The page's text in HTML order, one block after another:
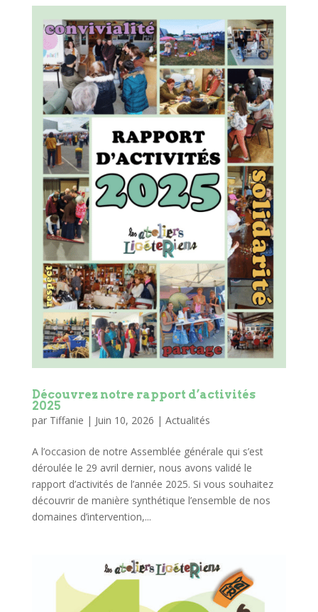
Découvrez notre rapport d’activités
2025
par Tiffanie | Juin 10, 2026 | Actualités
A l’occasion de notre Assemblée générale qui s’est
déroulée le 29 avril dernier, nous avons validé le
rapport d’activités de l’année 2025. Si vous souhaitez
découvrir de manière synthétique l’ensemble de nos
domaines d’intervention,...